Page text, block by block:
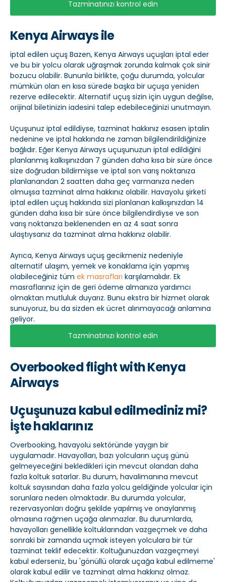
Tazminatınızı kontrol edin
Kenya Airways ile
iptal edilen uçuş Bazen, Kenya Airways uçuşları iptal eder
ve bu bir yolcu olarak uğraşmak zorunda kalmak çok sinir
bozucu olabilir. Bununla birlikte, çoğu durumda, yolcular
mümkün olan en kısa sürede başka bir uçuşa yeniden
rezerve edilecektir. Alternatif uçuş sizin için uygun değilse,
orijinal biletinizin iadesini talep edebileceğinizi unutmayın.
Uçuşunuz iptal edildiyse, tazminat hakkınız esasen iptalin
nedenine ve iptal hakkında ne zaman bilgilendirildiğinize
bağlıdır. Eğer Kenya Airways uçuşunuzun iptal edildiğini
planlanmış kalkışınızdan 7 günden daha kısa bir süre önce
size doğrudan bildirmişse ve iptal son varış noktanıza
planlanandan 2 saatten daha geç varmanıza neden
olmuşsa tazminat alma hakkınız olabilir. Havayolu şirketi
iptal edilen uçuş hakkında sizi planlanan kalkışınızdan 14
günden daha kısa bir süre önce bilgilendirdiyse ve son
varış noktanıza beklenenden en az 4 saat sonra
ulaştıysanız da tazminat alma hakkınız olabilir.
Ayrıca, Kenya Airways uçuş gecikmeniz nedeniyle
alternatif ulaşım, yemek ve konaklama için yapmış
olabileceğiniz tüm ek masrafları karşılamalıdır. Ek
masraflarınız için de geri ödeme almanıza yardımcı
olmaktan mutluluk duyarız. Bunu ekstra bir hizmet olarak
sunuyoruz, bu da sizden ek ücret alınmayacağı anlamına
geliyor.
Tazminatınızı kontrol edin
Overbooked flight with Kenya
Airways
Uçuşunuza kabul edilmediniz mi?
İşte haklarınız
Overbooking, havayolu sektöründe yaygın bir
uygulamadır. Havayolları, bazı yolcuların uçuş günü
gelmeyeceğini bekledikleri için mevcut olandan daha
fazla koltuk satarlar. Bu durum, havalimanına mevcut
koltuk sayısından daha fazla yolcu geldiğinde yolcular için
sorunlara neden olmaktadır. Bu durumda yolcular,
rezervasyonları doğru şekilde yapılmış ve onaylanmış
olmasına rağmen uçağa alınmazlar. Bu durumlarda,
havayolları genellikle koltuklarından vazgeçmek ve daha
sonraki bir zamanda uçmak isteyen yolculara bir tür
tazminat teklif edecektir. Koltuğunuzdan vazgeçmeyi
kabul ederseniz, bu 'gönüllü olarak uçağa kabul edilmeme'
olarak kabul edilir ve tazminat alma hakkınız olmaz.